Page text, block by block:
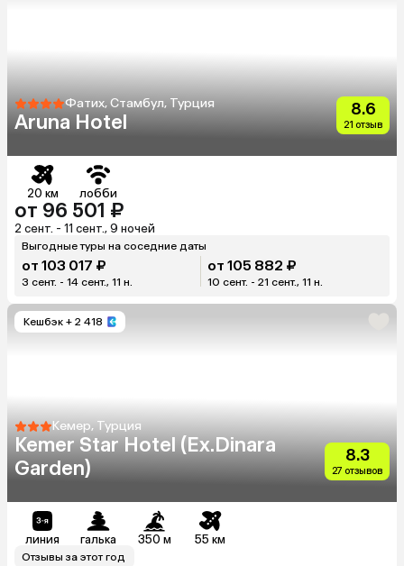
Фатих, Стамбул, Турция
Aruna Hotel
8.6
21 отзыв
20 км лобби
от 96 501 ₽
2 сент. - 11 сент., 9 ночей
Выгодные туры на соседние даты
от 103 017 ₽
3 сент. - 14 сент., 11 н.
от 105 882 ₽
10 сент. - 21 сент., 11 н.
Кешбэк + 2 418
Кемер, Турция
Kemer Star Hotel (Ex.Dinara
Garden)
8.3
27 отзывов
линия галька 350 м 55 км
Отзывы за этот год